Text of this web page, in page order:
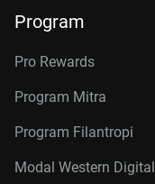
Program
Pro Rewards
Program Mitra
Program Filantropi
Modal Western Digital